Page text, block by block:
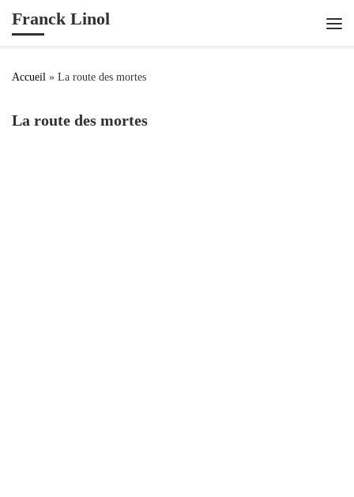
Passer au contenu
Franck Linol
Accueil » La route des mortes
La route des mortes